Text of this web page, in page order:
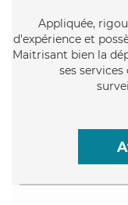
Appliquée,
d'expérience et
Maitrisant bien la
ses services